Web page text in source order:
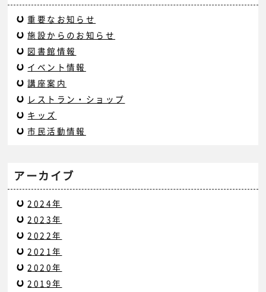
重要なお知らせ
施設からのお知らせ
図書館情報
イベント情報
講座案内
レストラン・ショップ
キッズ
市民活動情報
アーカイブ
2024年
2023年
2022年
2021年
2020年
2019年